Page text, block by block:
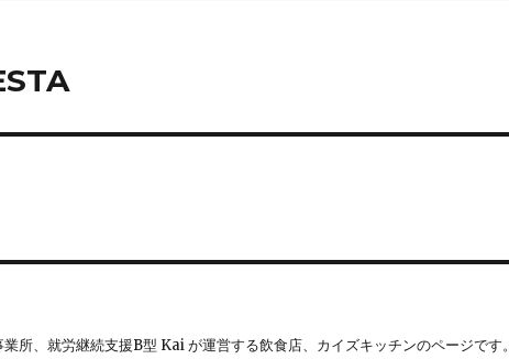
所、就労継続支援B型 Kai が運営する飲食店、カイズキッチンのページです。